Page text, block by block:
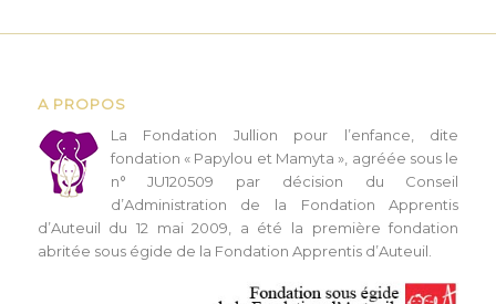
A PROPOS
L a Fondation Jullion pour l’enfance, dite
fondation « Papylou et Mamyta », agréée sous le
n° JU120509 par décision du Conseil
d’Administration de la Fondation Apprentis
d’Auteuil du 12 mai 2009, a été la première fondation
abritée sous égide de la Fondation Apprentis d’Auteuil.